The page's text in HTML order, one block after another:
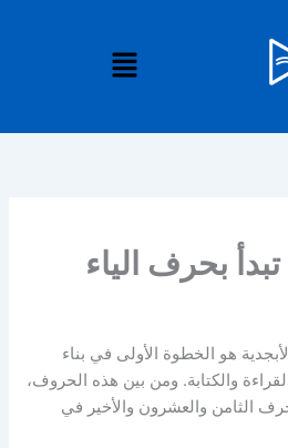
القائمة
بحرف الياء
هو الخطوة الأولى في بناء
والكتابة. ومن بين هذه الحروف،
الثامن والعشرون والأخير في